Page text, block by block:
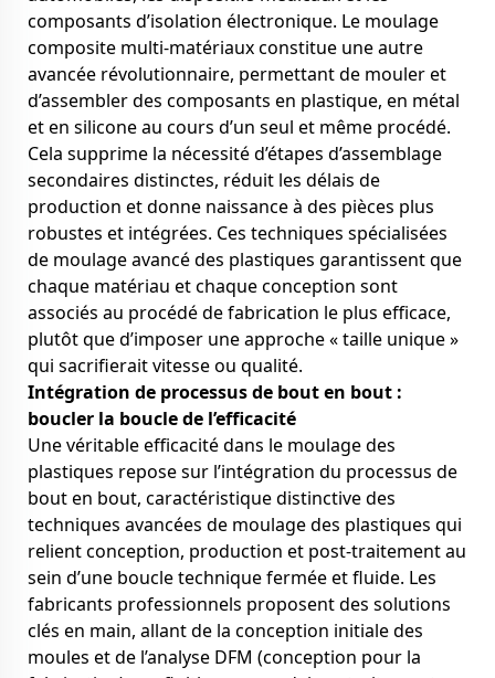
composants d’isolation électronique. Le moulage
composite multi-matériaux constitue une autre
avancée révolutionnaire, permettant de mouler et
d’assembler des composants en plastique, en métal
et en silicone au cours d’un seul et même procédé.
Cela supprime la nécessité d’étapes d’assemblage
secondaires distinctes, réduit les délais de
production et donne naissance à des pièces plus
robustes et intégrées. Ces techniques spécialisées
de moulage avancé des plastiques garantissent que
chaque matériau et chaque conception sont
associés au procédé de fabrication le plus efficace,
plutôt que d’imposer une approche « taille unique »
qui sacrifierait vitesse ou qualité.
Intégration de processus de bout en bout :
boucler la boucle de l’efficacité
Une véritable efficacité dans le moulage des
plastiques repose sur l’intégration du processus de
bout en bout, caractéristique distinctive des
techniques avancées de moulage des plastiques qui
relient conception, production et post-traitement au
sein d’une boucle technique fermée et fluide. Les
fabricants professionnels proposent des solutions
clés en main, allant de la conception initiale des
moules et de l’analyse DFM (conception pour la